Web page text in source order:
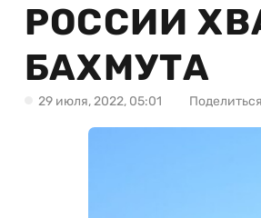
РОССИИ
БАХМУТА
29 июля, 2022, 05:01 Поделиться